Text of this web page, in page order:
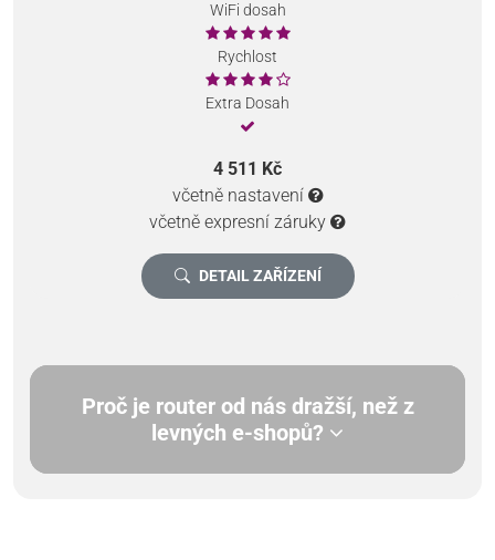
WiFi dosah
Rychlost
Extra Dosah
4 511 Kč
včetně nastavení
včetně expresní záruky
DETAIL ZAŘÍZENÍ
Proč je router od nás dražší, než z
levných e-shopů?